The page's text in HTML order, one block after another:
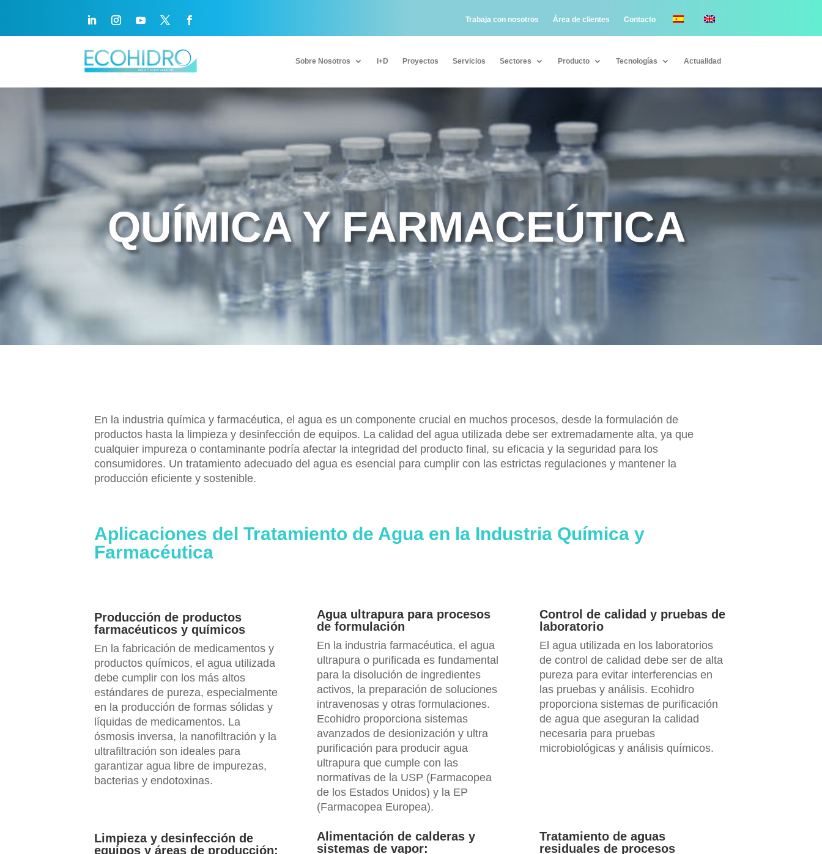
Trabaja con nosotros Área de clientes Contacto
Sobre Nosotros I+D Proyectos Servicios Sectores Producto Tecnologías Actualidad
Sobre Nosotros I+D Proyectos Servicios Sectores Producto Tecnologías Actualidad
QUÍMICA Y FARMACEÚTICA
En la industria química y farmacéutica, el agua es un componente crucial en muchos procesos, desde la formulación de
productos hasta la limpieza y desinfección de equipos. La calidad del agua utilizada debe ser extremadamente alta, ya que
cualquier impureza o contaminante podría afectar la integridad del producto final, su eficacia y la seguridad para los
consumidores. Un tratamiento adecuado del agua es esencial para cumplir con las estrictas regulaciones y mantener la
producción eficiente y sostenible.
Aplicaciones del Tratamiento de Agua en la Industria Química y
Farmacéutica
Producción de productos
farmacéuticos y químicos
En la fabricación de medicamentos y
productos químicos, el agua utilizada
debe cumplir con los más altos
estándares de pureza, especialmente
en la producción de formas sólidas y
líquidas de medicamentos. La
ósmosis inversa, la nanofiltración y la
ultrafiltración son ideales para
garantizar agua libre de impurezas,
bacterias y endotoxinas.
Agua ultrapura para procesos
de formulación
En la industria farmacéutica, el agua
ultrapura o purificada es fundamental
para la disolución de ingredientes
activos, la preparación de soluciones
intravenosas y otras formulaciones.
Ecohidro proporciona sistemas
avanzados de desionización y ultra
purificación para producir agua
ultrapura que cumple con las
normativas de la USP (Farmacopea
de los Estados Unidos) y la EP
(Farmacopea Europea).
Control de calidad y pruebas de
laboratorio
El agua utilizada en los laboratorios
de control de calidad debe ser de alta
pureza para evitar interferencias en
las pruebas y análisis. Ecohidro
proporciona sistemas de purificación
de agua que aseguran la calidad
necesaria para pruebas
microbiológicas y análisis químicos.
Limpieza y desinfección de
equipos y áreas de producción:
Alimentación de calderas y
sistemas de vapor:
Tratamiento de aguas
residuales de procesos